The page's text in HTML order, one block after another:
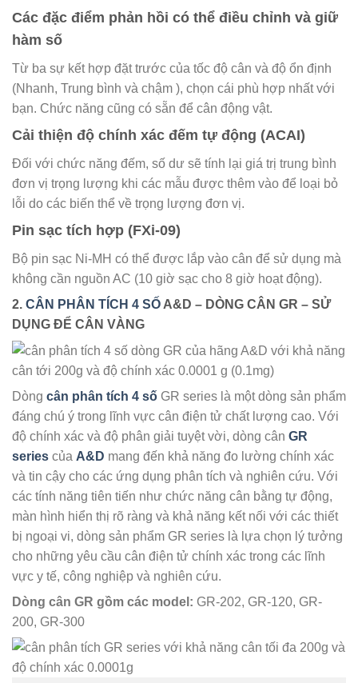
Các đặc điểm phản hồi có thể điều chỉnh và giữ
hàm số
Từ ba sự kết hợp đặt trước của tốc độ cân và độ ổn định
(Nhanh, Trung bình và chậm ), chọn cái phù hợp nhất với
bạn. Chức năng cũng có sẵn để cân động vật.
Cải thiện độ chính xác đếm tự động (ACAI)
Đối với chức năng đếm, số dư sẽ tính lại giá trị trung bình
đơn vị trọng lượng khi các mẫu được thêm vào để loại bỏ
lỗi do các biến thể về trọng lượng đơn vị.
Pin sạc tích hợp (FXi-09)
Bộ pin sạc Ni-MH có thể được lắp vào cân để sử dụng mà
không cần nguồn AC (10 giờ sạc cho 8 giờ hoạt động).
2. CÂN PHÂN TÍCH 4 SỐ A&D – DÒNG CÂN GR – SỬ
DỤNG ĐỂ CÂN VÀNG
Dòng cân phân tích 4 số GR series là một dòng sản phẩm
đáng chú ý trong lĩnh vực cân điện tử chất lượng cao. Với
độ chính xác và độ phân giải tuyệt vời, dòng cân GR
series của A&D mang đến khả năng đo lường chính xác
và tin cậy cho các ứng dụng phân tích và nghiên cứu. Với
các tính năng tiên tiến như chức năng cân bằng tự động,
màn hình hiển thị rõ ràng và khả năng kết nối với các thiết
bị ngoại vi, dòng sản phẩm GR series là lựa chọn lý tưởng
cho những yêu cầu cân điện tử chính xác trong các lĩnh
vực y tế, công nghiệp và nghiên cứu.
Dòng cân GR gồm các model: GR-202, GR-120, GR-
200, GR-300